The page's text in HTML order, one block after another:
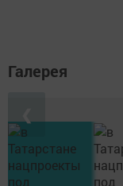
Галерея